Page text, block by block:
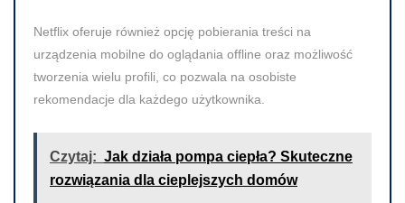
Netflix oferuje również opcję pobierania treści na
urządzenia mobilne do oglądania offline oraz możliwość
tworzenia wielu profili, co pozwala na osobiste
rekomendacje dla każdego użytkownika.
Czytaj: Jak działa pompa ciepła? Skuteczne
rozwiązania dla cieplejszych domów